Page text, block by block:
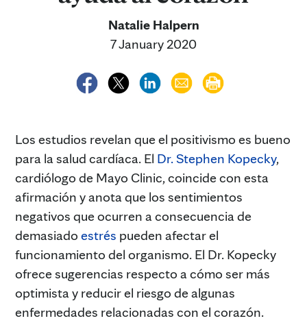
Natalie Halpern
7 January 2020
Los estudios revelan que el positivismo es bueno
para la salud cardíaca. El Dr. Stephen Kopecky,
cardiólogo de Mayo Clinic, coincide con esta
afirmación y anota que los sentimientos
negativos que ocurren a consecuencia de
demasiado estrés pueden afectar el
funcionamiento del organismo. El Dr. Kopecky
ofrece sugerencias respecto a cómo ser más
optimista y reducir el riesgo de algunas
enfermedades relacionadas con el corazón.